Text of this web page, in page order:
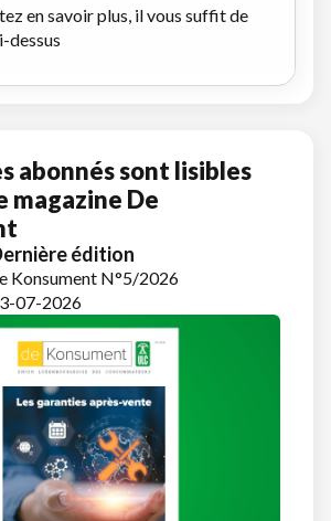
en savoir plus, il vous suffit de
dessus
abonnés sont lisibles
magazine De
édition
Konsument N°5/2026
07-2026